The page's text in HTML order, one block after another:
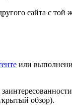
сайта с
или
обзор).